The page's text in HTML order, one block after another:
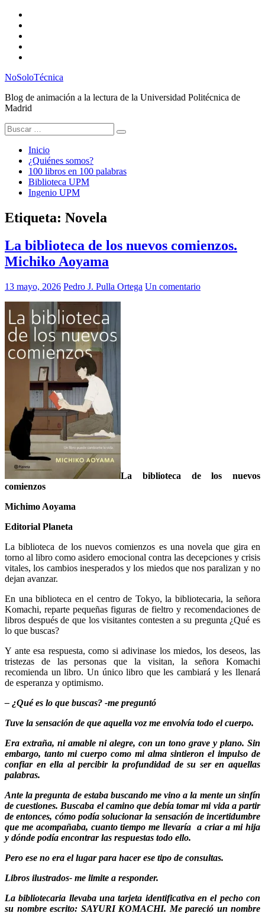
Saltar
contenido
NoSoloTécnica
Blog de animación a la lectura de la Universidad Politécnica de
Madrid
Buscar:
Inicio
¿Quiénes somos?
100 libros en 100 palabras
Biblioteca UPM
Ingenio UPM
Etiqueta: Novela
La biblioteca de los nuevos comienzos.
Michiko Aoyama
13 mayo, 2026 Pedro J. Pulla Ortega Un comentario
La biblioteca de los nuevos
comienzos
Michimo Aoyama
Editorial Planeta
La biblioteca de los nuevos comienzos es una novela que gira en
torno al libro como asidero emocional contra las decepciones y crisis
vitales, los cambios inesperados y los miedos que nos paralizan y no
dejan avanzar.
En una biblioteca en el centro de Tokyo, la bibliotecaria, la señora
Komachi, reparte pequeñas figuras de fieltro y recomendaciones de
libros después de que los visitantes contesten a su pregunta ¿Qué es
lo que buscas?
Y ante esa respuesta, como si adivinase los miedos, los deseos, las
tristezas de las personas que la visitan, la señora Komachi
recomienda un libro. Un único libro que les cambiará y les llenará
de esperanza y optimismo.
– ¿Qué es lo que buscas? -me preguntó
Tuve la sensación de que aquella voz me envolvía todo el cuerpo.
Era extraña, ni amable ni alegre, con un tono grave y plano. Sin
embargo, tanto mi cuerpo como mi alma sintieron el impulso de
confiar en ella al percibir la profundidad de su ser en aquellas
palabras.
Ante la pregunta de estaba buscando me vino a la mente un sinfín
de cuestiones. Buscaba el camino que debía tomar mi vida a partir
de entonces, cómo podía solucionar la sensación de incertidumbre
que me acompañaba, cuanto tiempo me llevaría a criar a mi hija
y dónde podía encontrar las respuestas todo ello.
Pero ese no era el lugar para hacer ese tipo de consultas.
Libros ilustrados- me limite a responder.
La bibliotecaria llevaba una tarjeta identificativa en el pecho con
su nombre escrito: SAYURI KOMACHI. Me pareció un nombre